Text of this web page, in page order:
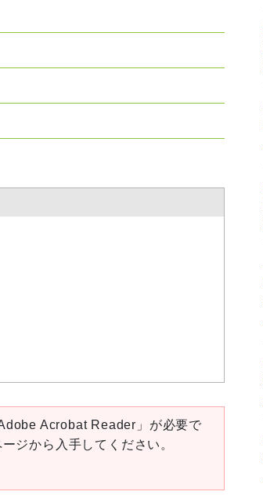
Acrobat Reader」が必要で
ジから入手してください。